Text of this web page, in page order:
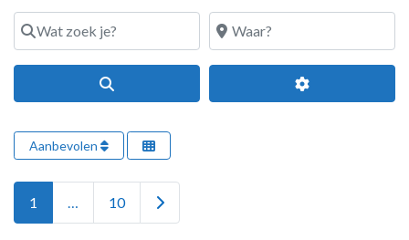
Wat zoek je?
Waar?
Geavanceerde
Aanbevolen
1 … 10 Older posts